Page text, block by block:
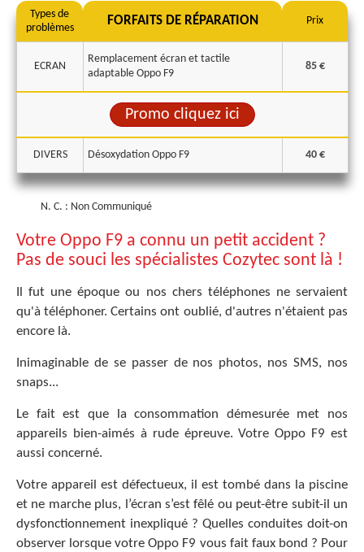
Types de
problèmes
FORFAITS DE RÉPARATION Prix
ECRAN
Remplacement écran et tactile
adaptable Oppo F9
85 €
Promo cliquez ici
DIVERS Désoxydation Oppo F9 40 €
N. C. : Non Communiqué
Votre Oppo F9 a connu un petit accident ?
Pas de souci les spécialistes Cozytec sont là !
Il fut une époque ou nos chers téléphones ne servaient
qu'à téléphoner. Certains ont oublié, d'autres n'étaient pas
encore là.
Inimaginable de se passer de nos photos, nos SMS, nos
snaps...
Le fait est que la consommation démesurée met nos
appareils bien-aimés à rude épreuve. Votre Oppo F9 est
aussi concerné.
Votre appareil est défectueux, il est tombé dans la piscine
et ne marche plus, l’écran s’est fêlé ou peut-être subit-il un
dysfonctionnement inexpliqué ? Quelles conduites doit-on
observer lorsque votre Oppo F9 vous fait faux bond ? Pour